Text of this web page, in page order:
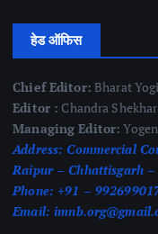
हेड ऑफिस
Chief Editor: Bharat Yogi
Editor : Chandra
Managing Editor:
Address: Commercial
Raipur – Chhattisgarh
Phone: +91 –
Email: